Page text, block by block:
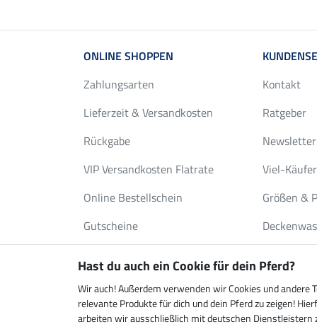
ONLINE SHOPPEN
Zahlungsarten
Lieferzeit & Versandkosten
Rückgabe
VIP Versandkosten Flatrate
Online Bestellschein
Gutscheine
Kontakt
Ratgeber
Newsletter
Viel-
Größen &
Hast du auch ein Cookie für dein Pferd?
Wir auch! Außerdem verwenden wir Cookies und
relevante Produkte für dich und dein Pferd zu zeigen!
arbeiten wir ausschließlich mit deutschen Dienstleistern